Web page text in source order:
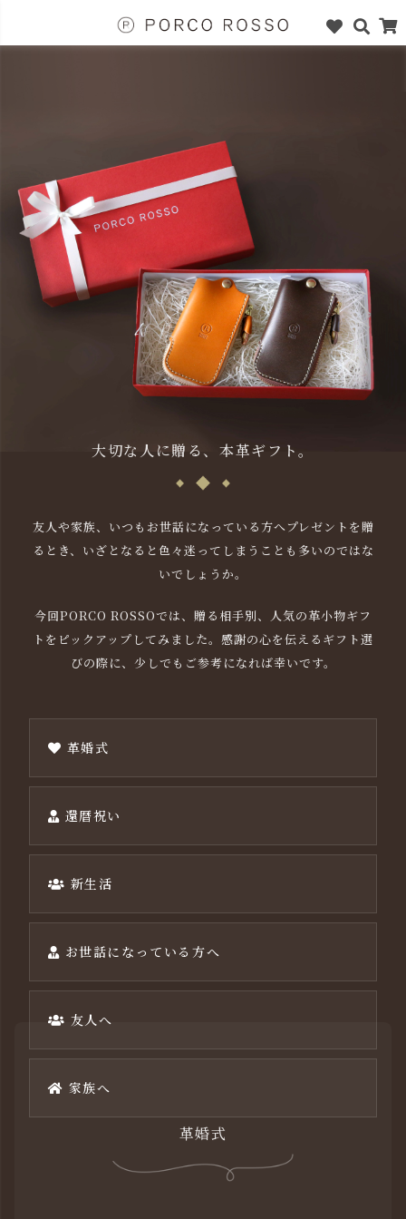
大切な人に贈る、本革ギフト。
友人や家族、いつもお世話になっている方へプレゼントを贈
るとき、いざとなると色々迷ってしまうことも多いのではな
いでしょうか。
今回PORCO ROSSOでは、贈る相手別、人気の革小物ギフ
トをピックアップしてみました。感謝の心を伝えるギフト選
びの際に、少しでもご参考になれば幸いです。
革婚式
還暦祝い
新生活
お世話になっている方へ
友人へ
家族へ
革婚式